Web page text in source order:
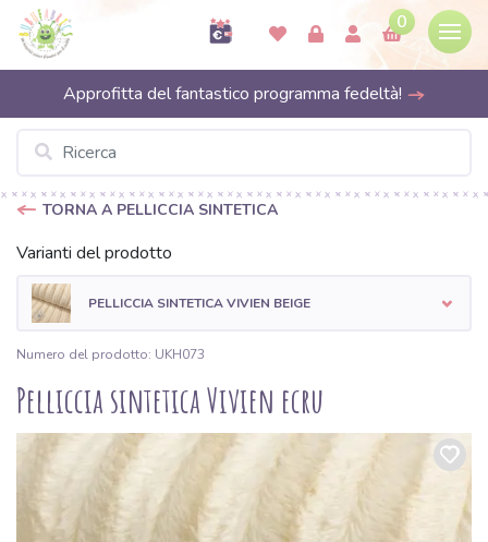
0
Approfitta del fantastico programma fedeltà!
TORNA A PELLICCIA SINTETICA
Varianti del prodotto
PELLICCIA SINTETICA VIVIEN BEIGE
Numero del prodotto: UKH073
Pelliccia sintetica Vivien ecru